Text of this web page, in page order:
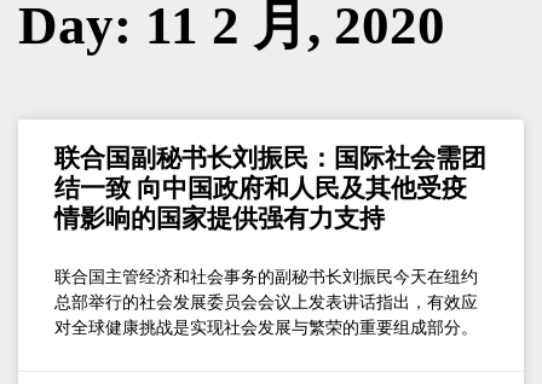
Day: 11 2 月, 2020
联合国副秘书长刘振民：国际社会需团
结一致 向中国政府和人民及其他受疫
情影响的国家提供强有力支持
联合国主管经济和社会事务的副秘书长刘振民今天在纽约
总部举行的社会发展委员会会议上发表讲话指出，有效应
对全球健康挑战是实现社会发展与繁荣的重要组成部分。